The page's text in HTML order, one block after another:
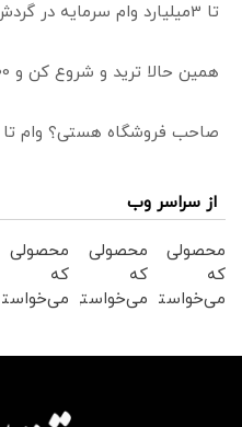
تا 3میلیارد وام سرمایه در گردش فروشندگان
همین حالا ترید و شروع کن و 500$بونوس بگیر
صاحب فروشگاه هستی؟ وام تا ۳ میلیارد تومان بگیر
از سراسر وب
محصولی
که
می‌خواستی
محصولی
که
می‌خواستی
محصولی
که
می‌خواستی
بخر !